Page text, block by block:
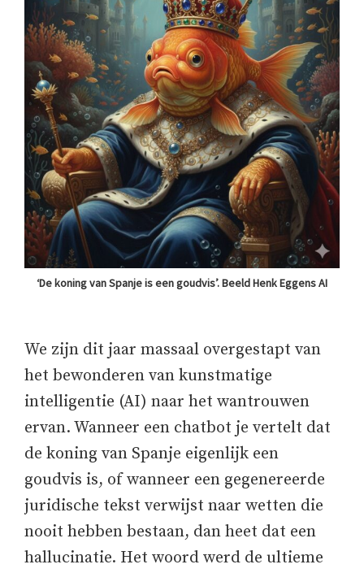
‘De koning van Spanje is een goudvis’. Beeld Henk Eggens AI
We zijn dit jaar massaal overgestapt van
het bewonderen van kunstmatige
intelligentie (AI) naar het wantrouwen
ervan. Wanneer een chatbot je vertelt dat
de koning van Spanje eigenlijk een
goudvis is, of wanneer een gegenereerde
juridische tekst verwijst naar wetten die
nooit hebben bestaan, dan heet dat een
hallucinatie. Het woord werd de ultieme